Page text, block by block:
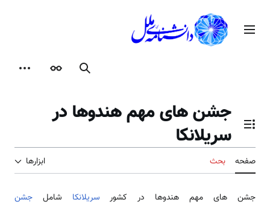
محتوامنوی اصلی
جستجوظاهر
تغییر وضعیت فهرست محتویات
جشن های مهم هندوها در
سریلانکا
صفحه بحث ابزارها
جشن های مهم هندوها در کشور سریلانکا شامل جشن